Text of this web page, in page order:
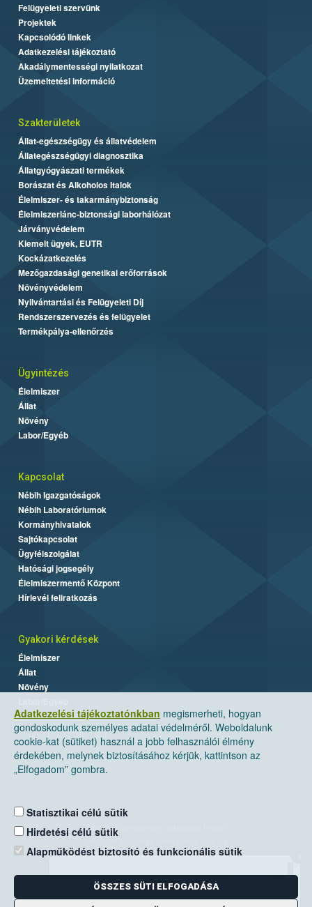
Adatkezelési tájékoztatónkban megismerheti, hogyan
gondoskodunk személyes adatai védelméről. Weboldalunk
cookie-kat (sütiket) használ a jobb felhasználói élmény
érdekében, melynek biztosításához kérjük, kattintson az
„Elfogadom” gombra.
Statisztikai célú sütik
Hirdetési célú sütik
Alapműködést biztosító és funkcionális sütik
ÖSSZES SÜTI ELFOGADÁSA
Felügyeleti szervünk
Projektek
Kapcsolódó linkek
Adatkezelési tájékoztató
Akadálymentességi nyilatkozat
Üzemeltetési információ
Szakterületek
Állat-egészségügy és állatvédelem
Állategészségügyi diagnosztika
Állatgyógyászati termékek
Borászat és Alkoholos Italok
Élelmiszer- és takarmánybiztonság
Élelmiszerlánc-biztonsági laborhálózat
Járványvédelem
Kiemelt ügyek, EUTR
Kockázatkezelés
Mezőgazdasági genetikai erőforrások
Növényvédelem
Nyilvántartási és Felügyeleti Díj
Rendszerszervezés és felügyelet
Termékpálya-ellenőrzés
Ügyintézés
Élelmiszer
Állat
Növény
Labor/Egyéb
Kapcsolat
Nébih Igazgatóságok
Nébih Laboratóriumok
Kormányhivatalok
Sajtókapcsolat
Ügyfélszolgálat
Hatósági jogsegély
Élelmiszermentő Központ
Hírlevél feliratkozás
Gyakori kérdések
Élelmiszer
Állat
Növény
Nemzeti Élelmiszerlánc-biztonsági Hivatal
Levelezési cím: 1525 Budapest. Pf. 30.
E-mail:ugyfelszolgalat@nebih.gov.hu